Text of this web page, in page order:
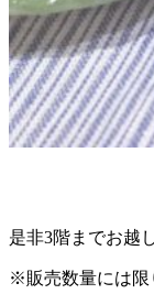
是非3階までお越
※販売数量には限